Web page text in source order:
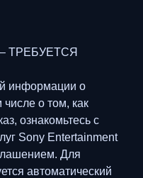
ТРЕБУЕТСЯ
информации о
числе о том, как
ознакомьтесь с
Sony Entertainment
Для
автоматический